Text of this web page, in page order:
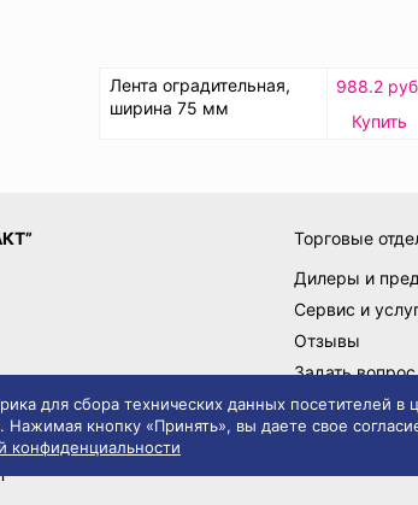
для сбора технических данных посетителей в
кнопку «Принять», вы даете свое
конфиденциальности
Лента оградительная,
ширина 75 мм
988.2
Купить
Торговые
Дилеры и
Сервис и
Отзывы
Задать вопрос
Поставщикам
конфиденциальности